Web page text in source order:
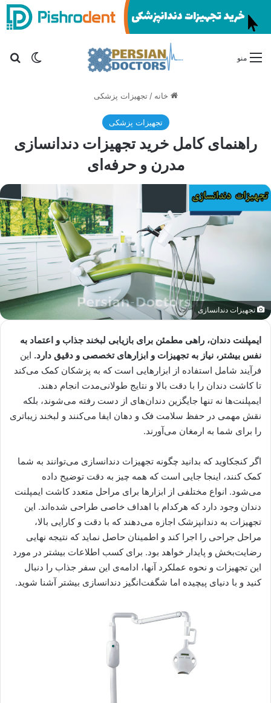
تغییر منو
خانه / تجهیزات پزشکی
تجهیزات پزشکی
راهنمای کامل خرید تجهیزات دندانسازی
مدرن و حرفه‌ای
تجهیزات دندانسازی
ایمپلنت دندان، راهی مطمئن برای بازیابی لبخند جذاب و اعتماد به
نفس بیشتر، نیاز به تجهیزات و ابزارهای تخصصی و دقیق دارد. این
فرآیند شامل استفاده از ابزارهایی است که به پزشکان کمک می‌کند
تا کاشت دندان را با دقت بالا و نتایج طولانی‌مدت انجام دهند.
ایمپلنت‌ها نه تنها جایگزین دندان‌های از دست رفته می‌شوند، بلکه
نقش مهمی در حفظ سلامت فک و دهان ایفا می‌کنند و لبخند زیباتری
را برای شما به ارمغان می‌آورند.
اگر کنجکاوید که بدانید چگونه تجهیزات دندانسازی می‌توانند به شما
کمک کنند، اینجا جایی است که همه چیز به دقت توضیح داده
می‌شود. انواع مختلفی از ابزارها برای مراحل متعدد کاشت ایمپلنت
دندان وجود دارد که هرکدام با اهداف خاصی طراحی شده‌اند. این
تجهیزات به دندانپزشک اجازه می‌دهند که با دقت و کارایی بالا،
مراحل جراحی را اجرا کند و اطمینان حاصل نماید که نتیجه نهایی
رضایت‌بخش و پایدار خواهد بود. برای کسب اطلاعات بیشتر در مورد
این تجهیزات و نحوه عملکرد آنها، ادامه‌ی این سفر جذاب را دنبال
کنید و با دنیای پیچیده اما شگفت‌انگیز دندانسازی بیشتر آشنا شوید.